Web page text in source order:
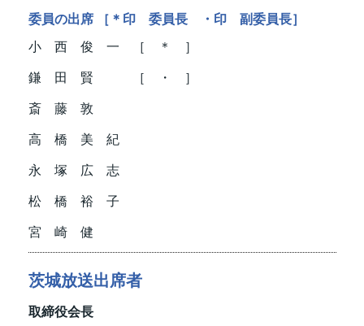
委員の出席 ［＊印 委員長 ・印 副委員長］
小 西 俊 一 ［ ＊ ］
鎌 田 賢 ［ ・ ］
斎 藤 敦
高 橋 美 紀
永 塚 広 志
松 橋 裕 子
宮 崎 健
茨城放送出席者
取締役会長